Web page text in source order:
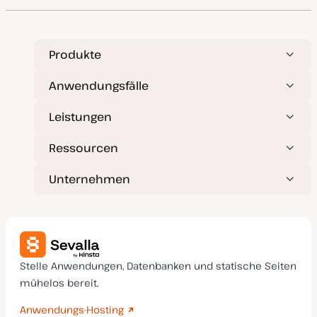
Produkte
Anwendungsfälle
Leistungen
Ressourcen
Unternehmen
Stelle Anwendungen, Datenbanken und statische Seiten
mühelos bereit.
Anwendungs-Hosting